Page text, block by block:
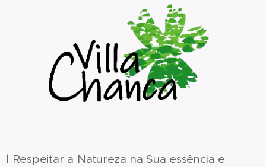
| Respeitar a Natureza na Sua essência e